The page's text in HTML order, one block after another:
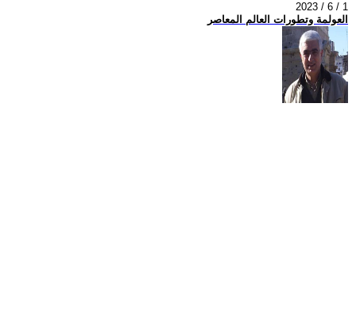
2023 / 6 / 1
العولمة وتطورات العالم المعاصر